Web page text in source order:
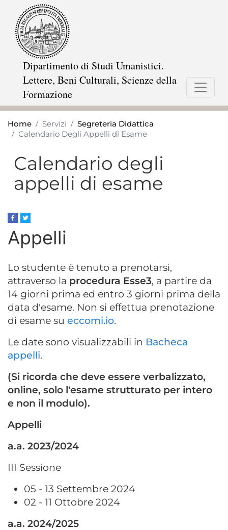
Dipartimento di Studi Umanistici.
Lettere, Beni Culturali, Scienze della
Formazione
Home Servizi
Segreteria Didattica
Calendario Degli Appelli di Esame
Calendario degli
appelli di esame
Appelli
Lo studente è tenuto a prenotarsi,
attraverso la procedura Esse3, a partire da
14 giorni prima ed entro 3 giorni prima della
data d'esame. Non si effettua prenotazione
di esame su eccomi.io.
Le date sono visualizzabili in Bacheca
appelli.
(Si ricorda che deve essere verbalizzato,
online, solo l'esame strutturato per intero
e non il modulo).
Appelli
a.a. 2023/2024
III Sessione
05 - 13 Settembre 2024
02 - 11 Ottobre 2024
a.a. 2024/2025